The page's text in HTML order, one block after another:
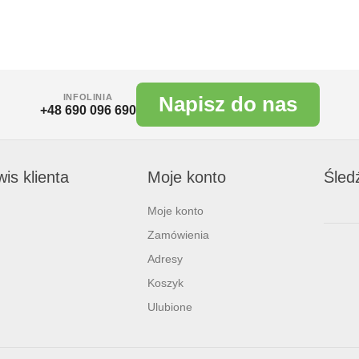
INFOLINIA
+48 690 096 690 Napisz do nas
klienta Moje konto
Moje konto
Zamówienia
Adresy
Koszyk
Ulubione